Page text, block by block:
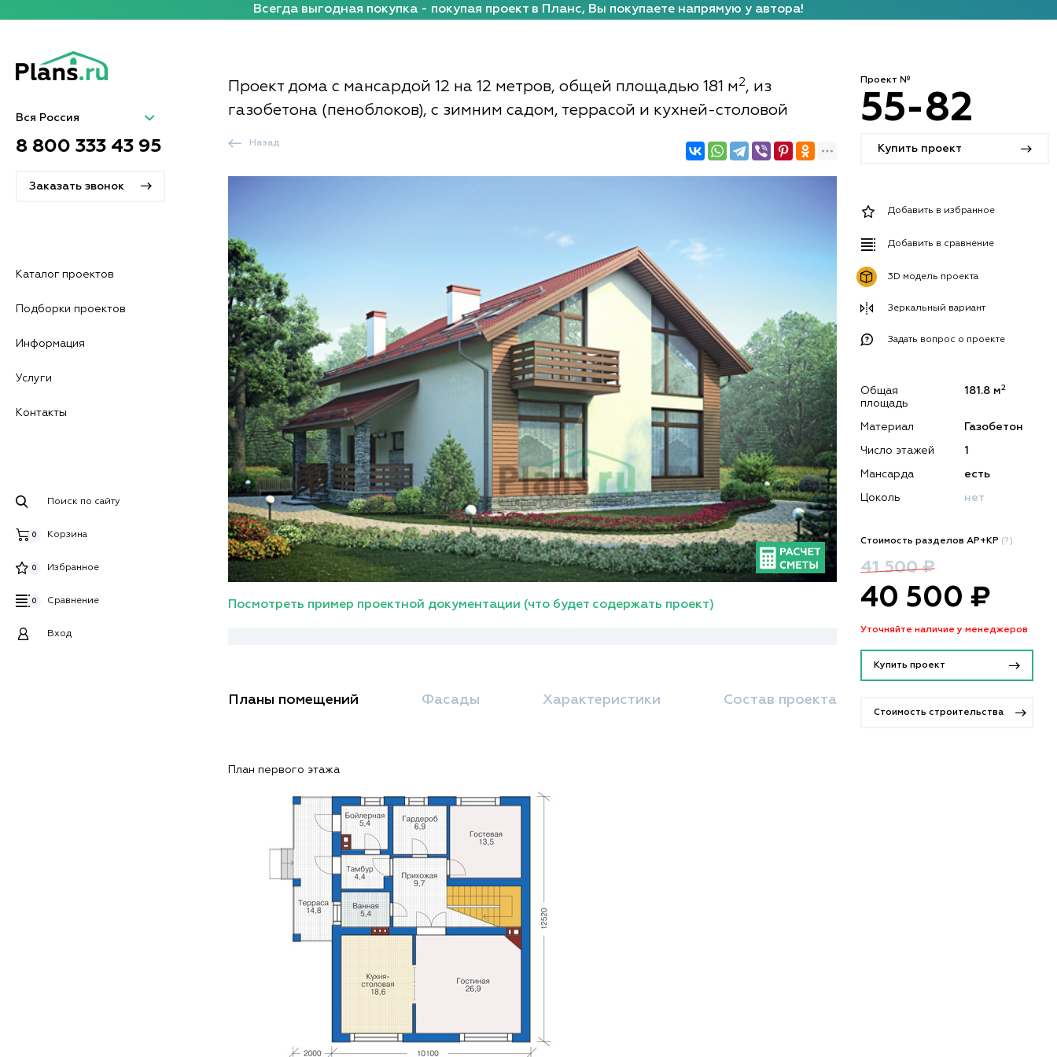
Всегда выгодная покупка - покупая проект в Планс, Вы покупаете напрямую у автора!
Вся Россия
8 800 333 43 95
Заказать звонок
Каталог проектов
Подборки проектов
Информация
Услуги
Контакты
Поиск по сайту
Корзина
0
Избранное
0
Сравнение
0
Вход
Проект дома с мансардой 12 на 12 метров, общей площадью 181 м2, из
газобетона (пеноблоков), с зимним садом, террасой и кухней-столовой
Назад
Посмотреть пример проектной документации (что будет содержать проект)
Планы помещений Фасады Характеристики Состав проекта
План первого этажа
Проект №
55-82
Купить проект
Добавить в избранное
Добавить в сравнение
3D модель проекта
Зеркальный вариант
Задать вопрос о проекте
Общая
площадь
181.8 м2
Материал Газобетон
Число этажей 1
Мансарда есть
Цоколь нет
Стоимость разделов АР+КР (?)
41 500 ₽
40 500 ₽
Уточняйте наличие у менеджеров
Купить проект
Стоимость строительства